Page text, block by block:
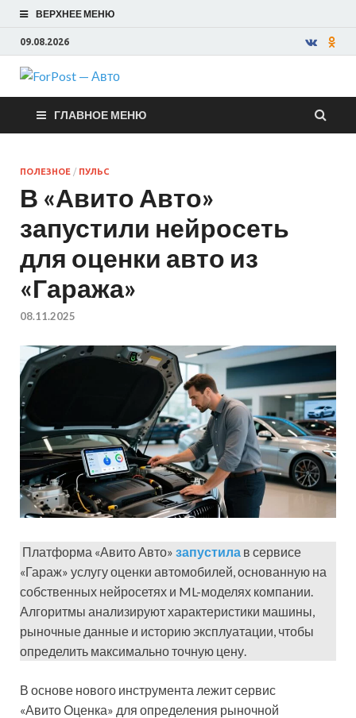
ВЕРХНЕЕ МЕНЮ
09.08.2026
ForPost —
Авто
ГЛАВНОЕ МЕНЮ
ПОЛЕЗНОЕ / ПУЛЬС
В «Авито Авто»
запустили нейросеть
для оценки авто из
«Гаража»
08.11.2025
Платформа «Авито Авто» запустила в сервисе
«Гараж» услугу оценки автомобилей, основанную на
собственных нейросетях и ML-моделях компании.
Алгоритмы анализируют характеристики машины,
рыночные данные и историю эксплуатации, чтобы
определить максимально точную цену.
В основе нового инструмента лежит сервис
«Авито Оценка» для определения рыночной